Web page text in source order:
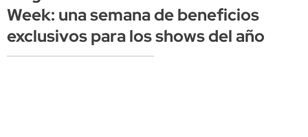
Week: una semana de beneficios
exclusivos para los shows del año